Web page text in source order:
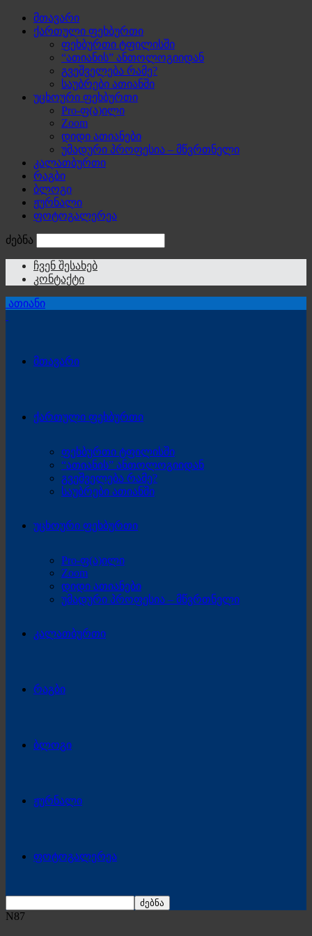
მთავარი
ქართული ფეხბურთი
ფეხბურთი ტფილისში
“ათიანის” ანთოლოგიიდან
გვეშველება რამე?
საუბრები ათიანში
უცხოური ფეხბურთი
Pro-ფ(ა)ილი
Zoom
დიდი ათიანები
უმადური პროფესია – მწვრთნელი
კალათბურთი
რაგბი
ბლოგი
ჟურნალი
ფოტოგალერეა
ძებნა
ჩვენ შესახებ
კონტაქტი
ათიანი
მთავარი
ქართული ფეხბურთი
ფეხბურთი ტფილისში
“ათიანის” ანთოლოგიიდან
გვეშველება რამე?
საუბრები ათიანში
უცხოური ფეხბურთი
Pro-ფ(ა)ილი
Zoom
დიდი ათიანები
უმადური პროფესია – მწვრთნელი
კალათბურთი
რაგბი
ბლოგი
ჟურნალი
ფოტოგალერეა
N87